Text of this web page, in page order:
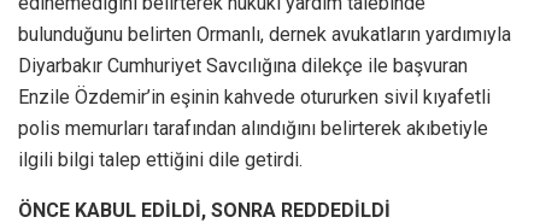
bulunduğunu belirten Ormanlı, dernek avukatların yardımıyla
Diyarbakır Cumhuriyet Savcılığına dilekçe ile başvuran
Enzile Özdemir’in eşinin kahvede otururken sivil kıyafetli
polis memurları tarafından alındığını belirterek akıbetiyle
ilgili bilgi talep ettiğini dile getirdi.
ÖNCE KABUL EDİLDİ, SONRA REDDEDİLDİ